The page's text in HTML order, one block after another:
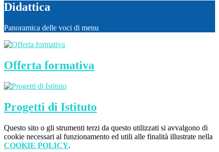
Didattica
Panoramica delle voci di menu
Offerta formativa
Progetti di Istituto
Questo sito o gli strumenti terzi da questo utilizzati si avvalgono di
cookie necessari al funzionamento ed utili alle finalità illustrate nella
COOKIE POLICY.